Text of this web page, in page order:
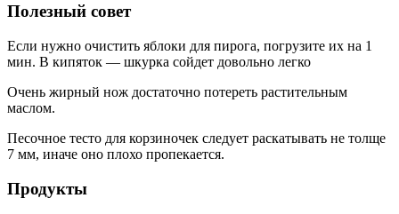
Полезный совет
Если нужно очистить яблоки для пирога, погрузите их на 1
мин. В кипяток — шкурка сойдет довольно легко
Очень жирный нож достаточно потереть растительным
маслом.
Песочное тесто для корзиночек следует раскатывать не толще
7 мм, иначе оно плохо пропекается.
Продукты